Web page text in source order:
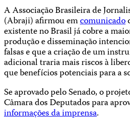
A Associação Brasileira de
(Abraji) afirmou emcomunicado
existente no Brasil já cobre a
produção e disseminação
falsas e que a criação de um
adicional traria mais riscos à
que benefícios potenciais para a
Se aprovado pelo Senado, o
Câmara dos Deputados para
informações da imprensa.